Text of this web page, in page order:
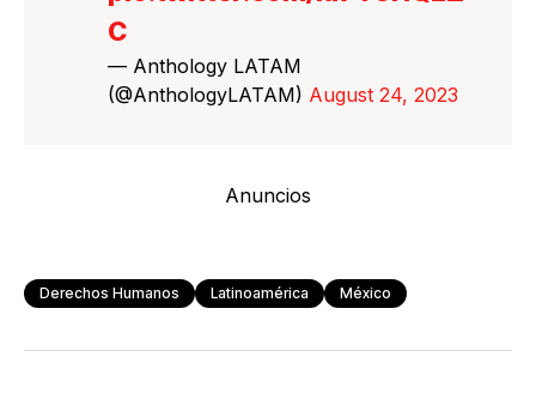
C
— Anthology LATAM
(@AnthologyLATAM) August 24, 2023
Anuncios
Derechos Humanos Latinoamérica México